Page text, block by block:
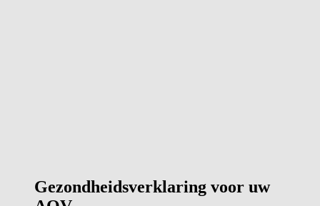
Gezondheidsverklaring voor uw